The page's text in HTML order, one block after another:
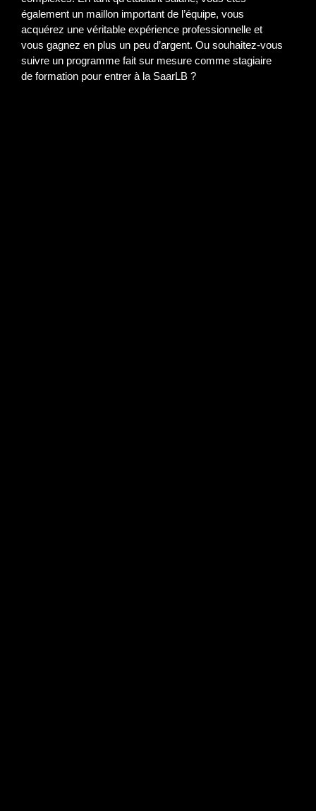
également un maillon important de l’équipe, vous
acquérez une véritable expérience professionnelle et
vous gagnez en plus un peu d’argent. Ou souhaitez-vous
suivre un programme fait sur mesure comme stagiaire
de formation pour entrer à la SaarLB ?